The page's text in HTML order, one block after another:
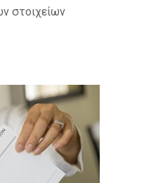
στοιχείων